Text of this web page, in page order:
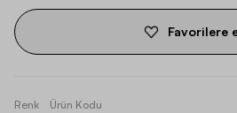
Favorilere
Renk Ürün Kodu